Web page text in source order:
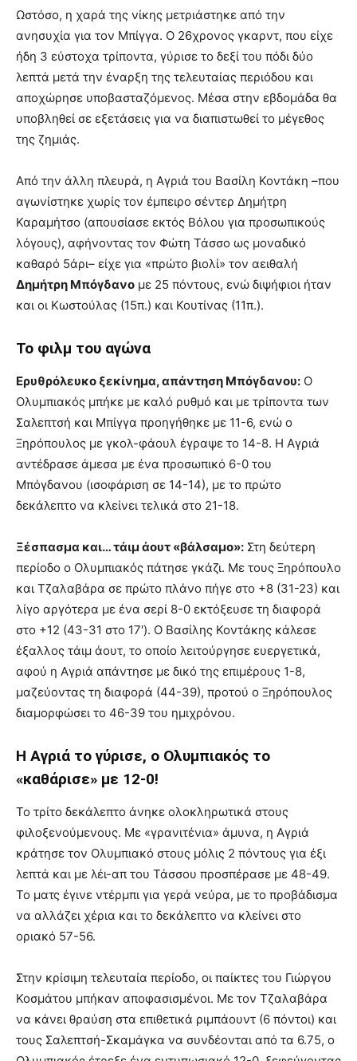
Ωστόσο, η χαρά της νίκης μετριάστηκε από την
ανησυχία για τον Μπίγγα. Ο 26χρονος γκαρντ, που είχε
ήδη 3 εύστοχα τρίποντα, γύρισε το δεξί του πόδι δύο
λεπτά μετά την έναρξη της τελευταίας περιόδου και
αποχώρησε υποβασταζόμενος. Μέσα στην εβδομάδα θα
υποβληθεί σε εξετάσεις για να διαπιστωθεί το μέγεθος
της ζημιάς.
Από την άλλη πλευρά, η Αγριά του Βασίλη Κοντάκη –που
αγωνίστηκε χωρίς τον έμπειρο σέντερ Δημήτρη
Καραμήτσο (απουσίασε εκτός Βόλου για προσωπικούς
λόγους), αφήνοντας τον Φώτη Τάσσο ως μοναδικό
καθαρό 5άρι– είχε για «πρώτο βιολί» τον αειθαλή
Δημήτρη Μπόγδανο με 25 πόντους, ενώ διψήφιοι ήταν
και οι Κωστούλας (15π.) και Κουτίνας (11π.).
Το φιλμ του αγώνα
Ερυθρόλευκο ξεκίνημα, απάντηση Μπόγδανου: Ο
Ολυμπιακός μπήκε με καλό ρυθμό και με τρίποντα των
Σαλεπτσή και Μπίγγα προηγήθηκε με 11-6, ενώ ο
Ξηρόπουλος με γκολ-φάουλ έγραψε το 14-8. Η Αγριά
αντέδρασε άμεσα με ένα προσωπικό 6-0 του
Μπόγδανου (ισοφάριση σε 14-14), με το πρώτο
δεκάλεπτο να κλείνει τελικά στο 21-18.
Ξέσπασμα και… τάιμ άουτ «βάλσαμο»: Στη δεύτερη
περίοδο ο Ολυμπιακός πάτησε γκάζι. Με τους Ξηρόπουλο
και Τζαλαβάρα σε πρώτο πλάνο πήγε στο +8 (31-23) και
λίγο αργότερα με ένα σερί 8-0 εκτόξευσε τη διαφορά
στο +12 (43-31 στο 17′). Ο Βασίλης Κοντάκης κάλεσε
έξαλλος τάιμ άουτ, το οποίο λειτούργησε ευεργετικά,
αφού η Αγριά απάντησε με δικό της επιμέρους 1-8,
μαζεύοντας τη διαφορά (44-39), προτού ο Ξηρόπουλος
διαμορφώσει το 46-39 του ημιχρόνου.
Η Αγριά το γύρισε, ο Ολυμπιακός το
«καθάρισε» με 12-0!
Το τρίτο δεκάλεπτο άνηκε ολοκληρωτικά στους
φιλοξενούμενους. Με «γρανιτένια» άμυνα, η Αγριά
κράτησε τον Ολυμπιακό στους μόλις 2 πόντους για έξι
λεπτά και με λέι-απ του Τάσσου προσπέρασε με 48-49.
Το ματς έγινε ντέρμπι για γερά νεύρα, με το προβάδισμα
να αλλάζει χέρια και το δεκάλεπτο να κλείνει στο
οριακό 57-56.
Στην κρίσιμη τελευταία περίοδο, οι παίκτες του Γιώργου
Κοσμάτου μπήκαν αποφασισμένοι. Με τον Τζαλαβάρα
να κάνει θραύση στα επιθετικά ριμπάουντ (6 πόντοι) και
τους Σαλεπτσή-Σκαμάγκα να συνδέονται από τα 6.75, ο